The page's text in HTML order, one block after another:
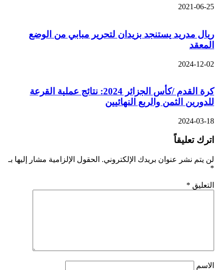
2021-06-25
ريال مدريد يستنجد بزيدان لتحرير مبابي من الوضع
المعقد
2024-12-02
كرة القدم /كأس الجزائر 2024: نتائج عملية القرعة
للدورين الثمن والربع النهائيين
2024-03-18
اترك تعليقاً
لن يتم نشر عنوان بريدك الإلكتروني. الحقول الإلزامية مشار إليها بـ
*
التعليق *
الاسم